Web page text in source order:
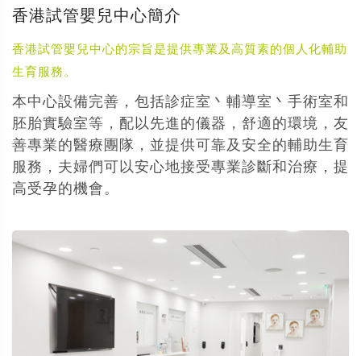
香港試管嬰兒中心簡介
香港試管嬰兒中心的宗旨是提供專業及高質素的個人化輔助
生育服務。
本中心設備完善，包括診症室丶輔導室丶手術室和
胚胎實驗室等，配以先進的儀器，舒適的環境，友
善專業的醫療團隊，並提供可靠及安全的輔助生育
服務，夫婦們可以安心地接受專業診斷和治療，提
高受孕的機會。